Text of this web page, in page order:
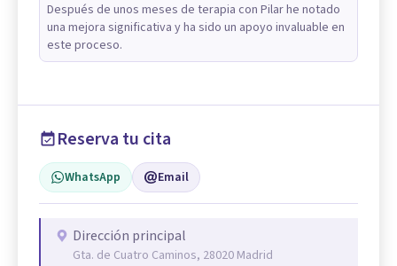
Después de unos meses de terapia con Pilar he notado
una mejora significativa y ha sido un apoyo invaluable en
este proceso.
Reserva tu cita
WhatsApp Email
Dirección principal
Gta. de Cuatro Caminos, 28020 Madrid